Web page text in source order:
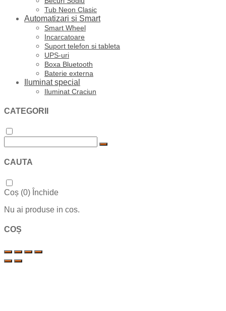
Tub Neon Clasic
Automatizari si Smart
Smart Wheel
Incarcatoare
Suport telefon si tableta
UPS-uri
Boxa Bluetooth
Baterie externa
Iluminat special
Iluminat Craciun
CATEGORII
CAUTA
Coș (0) Închide
Nu ai produse in cos.
COȘ